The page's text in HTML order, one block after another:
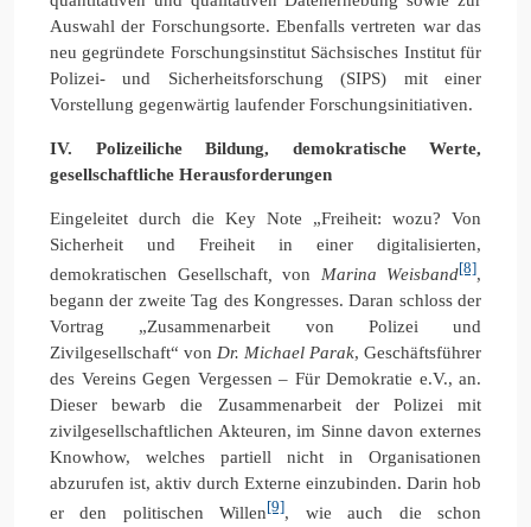
Auswahl der Forschungsorte. Ebenfalls vertreten war das
neu gegründete Forschungsinstitut Sächsisches Institut für
Polizei- und Sicherheitsforschung (SIPS) mit einer
Vorstellung gegenwärtig laufender Forschungsinitiativen.
IV. Polizeiliche Bildung, demokratische Werte,
gesellschaftliche Herausforderungen
Eingeleitet durch die Key Note „Freiheit: wozu? Von
Sicherheit und Freiheit in einer digitalisierten,
demokratischen Gesellschaft, von Marina Weisband[8],
begann der zweite Tag des Kongresses. Daran schloss der
Vortrag „Zusammenarbeit von Polizei und
Zivilgesellschaft“ von Dr. Michael Parak, Geschäftsführer
des Vereins Gegen Vergessen – Für Demokratie e.V., an.
Dieser bewarb die Zusammenarbeit der Polizei mit
zivilgesellschaftlichen Akteuren, im Sinne davon externes
Knowhow, welches partiell nicht in Organisationen
abzurufen ist, aktiv durch Externe einzubinden. Darin hob
er den politischen Willen[9], wie auch die schon